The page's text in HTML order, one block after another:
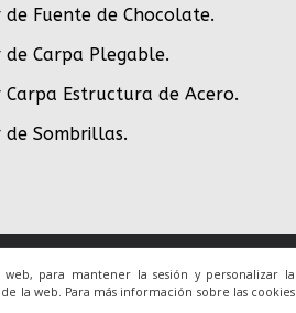
para mantener la sesión y personalizar la
la web. Para más información sobre las cookies
Fuente de Chocolate.
Carpa Plegable.
Estructura de Acero.
Sombrillas.